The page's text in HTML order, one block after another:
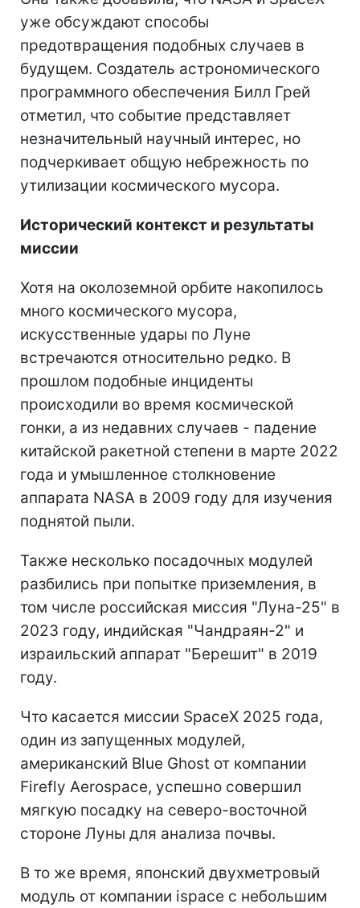
уже обсуждают способы
предотвращения подобных случаев в
будущем. Создатель астрономического
программного обеспечения Билл Грей
отметил, что событие представляет
незначительный научный интерес, но
подчеркивает общую небрежность по
утилизации космического мусора.
Исторический контекст и результаты
миссии
Хотя на околоземной орбите накопилось
много космического мусора,
искусственные удары по Луне
встречаются относительно редко. В
прошлом подобные инциденты
происходили во время космической
гонки, а из недавних случаев - падение
китайской ракетной степени в марте 2022
года и умышленное столкновение
аппарата NASA в 2009 году для изучения
поднятой пыли.
Также несколько посадочных модулей
разбились при попытке приземления, в
том числе российская миссия "Луна-25" в
2023 году, индийская "Чандраян-2" и
израильский аппарат "Берешит" в 2019
году.
Что касается миссии SpaceX 2025 года,
один из запущенных модулей,
американский Blue Ghost от компании
Firefly Aerospace, успешно совершил
мягкую посадку на северо-восточной
стороне Луны для анализа почвы.
В то же время, японский двухметровый
модуль от компании ispace с небольшим